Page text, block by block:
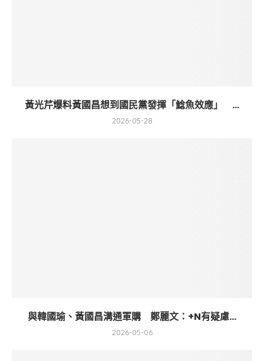
黃光芹爆料黃國昌想到國民黨發揮「鯰魚效應」 ...
2026-05-28
與韓國瑜、黃國昌溝通軍購 鄭麗文：+N有疑慮...
2026-05-06